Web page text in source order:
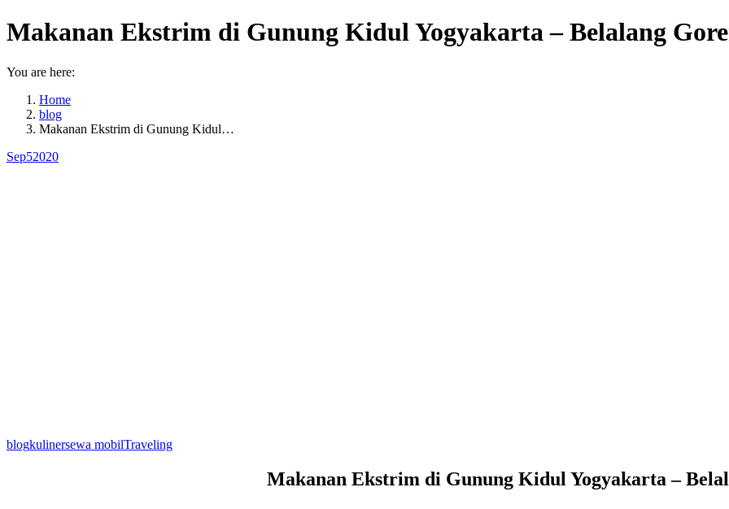
Makanan Ekstrim di Gunung Kidul Yogyakarta – Belalang
You are here:
Home
blog
Makanan Ekstrim di Gunung Kidul…
Sep52020
blogkulinersewa mobilTraveling
Makanan Ekstrim di Gunung Kidul Yogyakarta –